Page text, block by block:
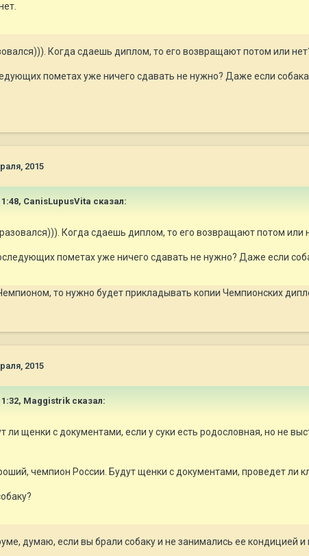
Когда сдаешь диплом, то его возвращают потом или
пометах уже ничего сдавать не нужно? Даже если
2015
CanisLupusVita сказал:
Когда сдаешь диплом, то его возвращают потом или
пометах уже ничего сдавать не нужно? Даже если
то нужно будет прикладывать копии Чемпионских
2015
Maggistrik сказал:
ли щенки с документами, если у суки есть родословная, но не
чемпион России. Будут щенки с документами, проведет ли
думаю, если вы брали собаку и не занимались ее кондицией и